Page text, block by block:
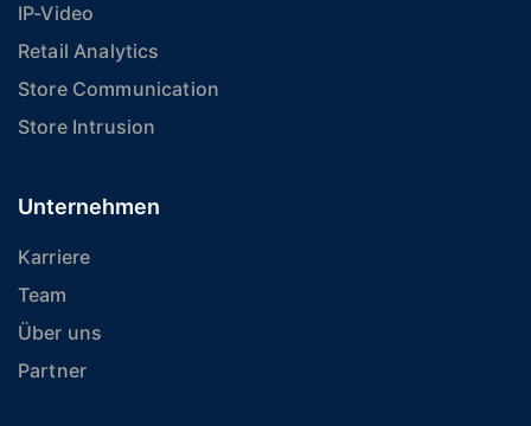
IP-Video
Retail Analytics
Store Communication
Store Intrusion
Unternehmen
Karriere
Team
Über uns
Partner